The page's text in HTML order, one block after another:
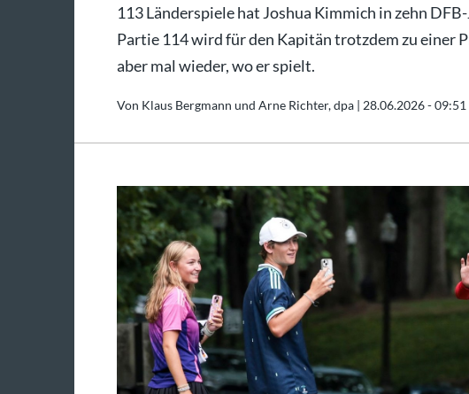
113 Länderspiele hat Joshua Kimmich in zehn
Partie 114 wird für den Kapitän trotzdem zu einer
aber mal wieder, wo er spielt.
Von Klaus Bergmann und Arne Richter, dpa | 28.06.2026 -